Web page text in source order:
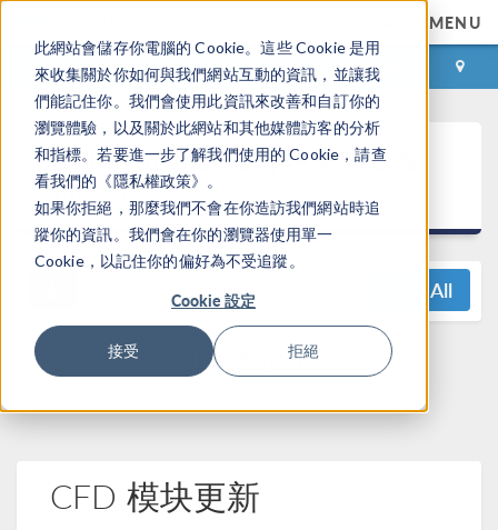
此網站會儲存你電腦的 Cookie。這些 Cookie 是用
來收集關於你如何與我們網站互動的資訊，並讓我
們能記住你。我們會使用此資訊來改善和自訂你的
瀏覽體驗，以及關於此網站和其他媒體訪客的分析
和指標。若要進一步了解我們使用的 Cookie，請查
看我們的《隱私權政策》。
如果你拒絕，那麼我們不會在你造訪我們網站時追
蹤你的資訊。我們會在你的瀏覽器使用單一
Cookie，以記住你的偏好為不受追蹤。
Cookie 設定
接受 拒絕
MENU
登录 咨询与购买
COMSOL Multiphysics® 6.2 发
布亮点
View All
如有问题，请与我们联系：
CFD 模块更新